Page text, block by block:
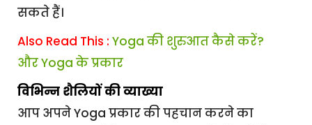
सकते हैं।
Also Read This : Yoga की शुरुआत कैसे करें?
और Yoga के प्रकार
विभिन्न शैलियों की व्याख्या
आप अपने Yoga प्रकार की पहचान करने का